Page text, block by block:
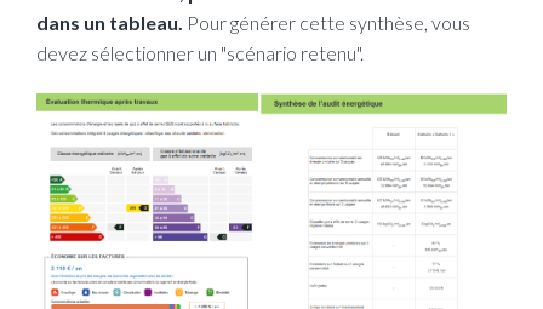
dans un tableau. Pour générer cette synthèse, vous
devez sélectionner un "scénario retenu".